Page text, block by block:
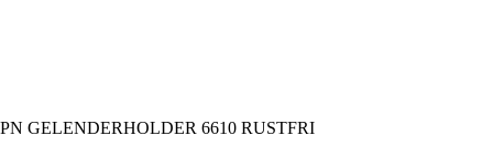
PN GELENDERHOLDER 6610 RUSTFRI